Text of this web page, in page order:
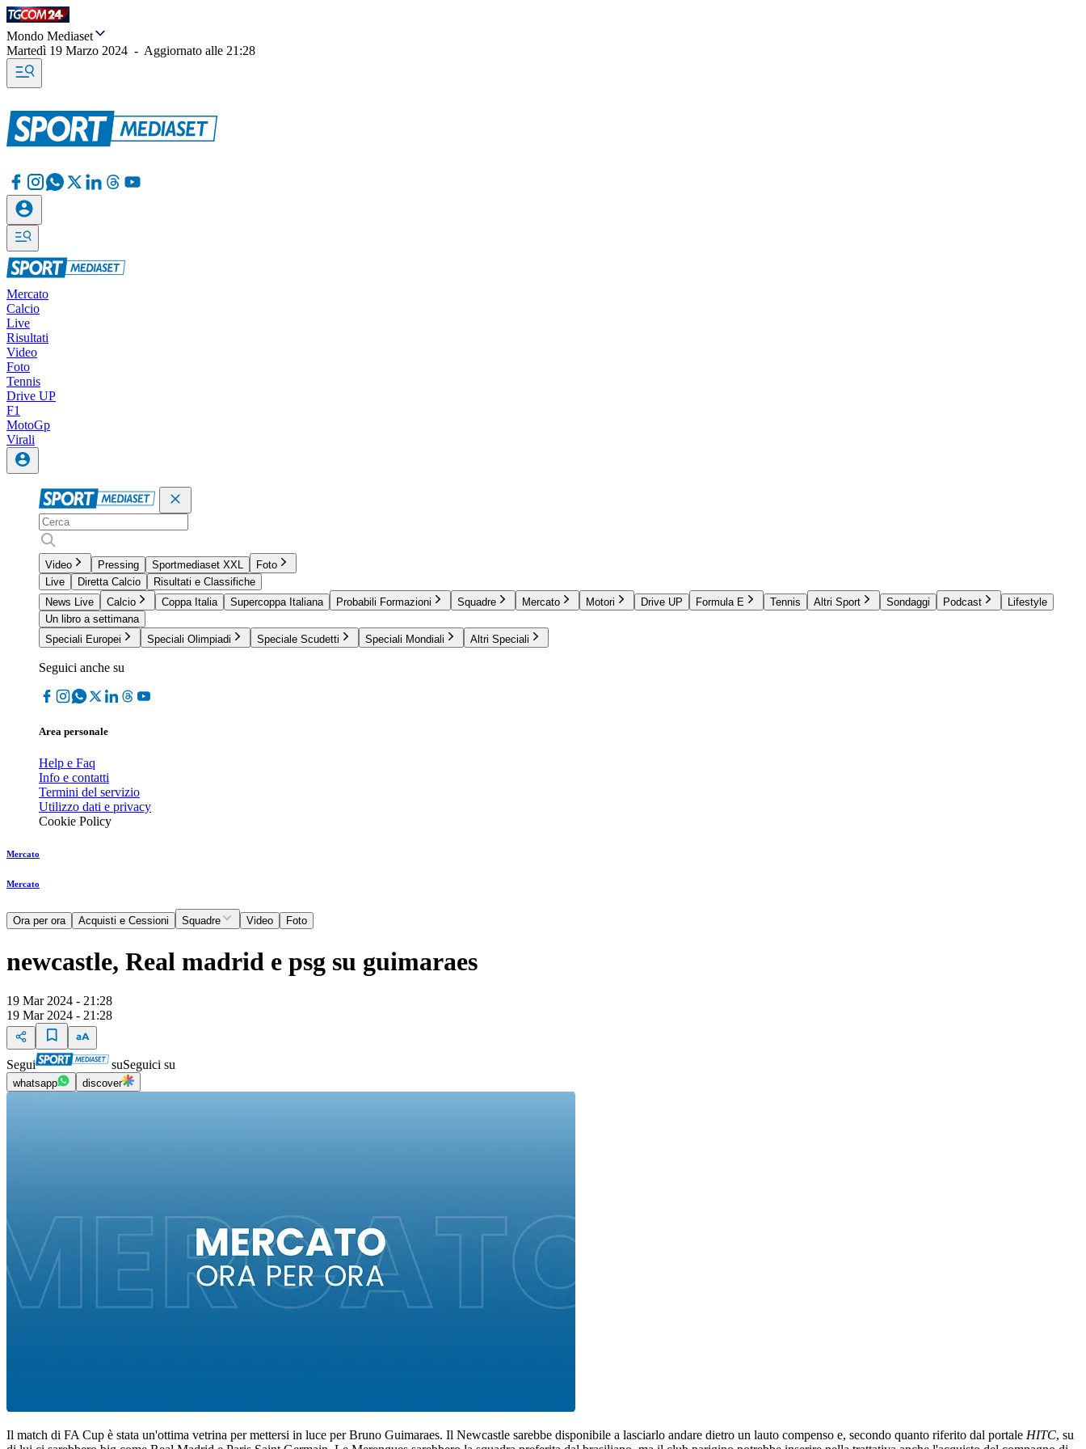
Mondo Mediaset
Martedì 19 Marzo 2024 - Aggiornato alle 21:28
Mercato
Calcio
Live
Risultati
Video
Foto
Tennis
Drive UP
F1
MotoGp
Virali
Video Pressing Sportmediaset XXL
Foto
Live
Diretta Calcio
Risultati e Classifiche
News Live
Calcio Coppa Italia Supercoppa Italiana Probabili Formazioni Squadre Mercato Motori Drive UP Formula E Tennis Altri Sport Sondaggi Podcast
Lifestyle
Un libro a settimana
Speciali Europei
Speciali Olimpiadi Speciale Scudetti Speciali Mondiali Altri Speciali
Seguici anche su
Area personale
Help e Faq
Info e contatti
Termini del servizio
Utilizzo dati e privacy
Cookie Policy
Mercato
Mercato
Ora per ora Acquisti e Cessioni Squadre Video Foto
newcastle, Real madrid e psg su guimaraes
19 Mar 2024 - 21:28
19 Mar 2024 - 21:28
Segui suSeguici su
whatsapp discover
Il match di FA Cup è stata un'ottima vetrina per mettersi in luce per Bruno Guimaraes. Il Newcastle sarebbe disponibile a lasciarlo andare dietro un lauto compenso e, secondo quanto riferito dal portale HITC, su